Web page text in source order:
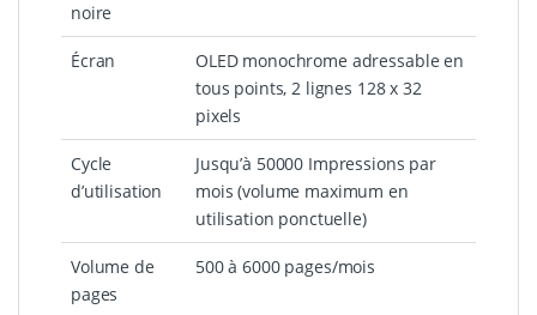
noire
Écran
OLED monochrome adressable en
tous points, 2 lignes 128 x 32
pixels
Cycle
d’utilisation
Jusqu’à 50000 Impressions par
mois (volume maximum en
utilisation ponctuelle)
Volume de
pages
500 à 6000 pages/mois